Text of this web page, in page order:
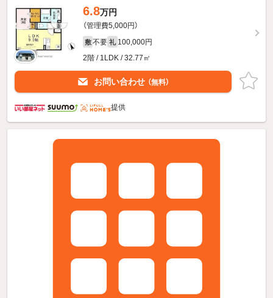
6.8万円
（管理費5,000円）
敷 不要 礼 100,000円
2階 / 1LDK / 32.77㎡
お問い合わせ （無料）
提供